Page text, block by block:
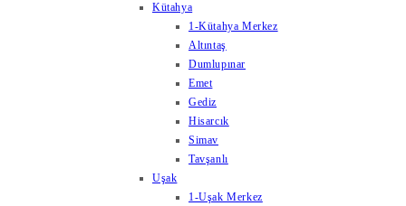
Kütahya
1-Kütahya Merkez
Altıntaş
Dumlupınar
Emet
Gediz
Hisarcık
Simav
Tavşanlı
Uşak
1-Uşak Merkez